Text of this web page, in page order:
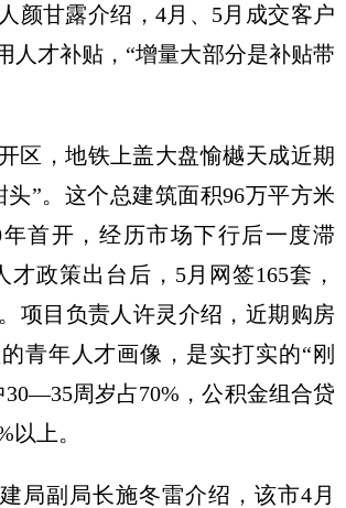
颜甘露介绍，4月、5月成交客户
人才补贴，“增量大部分是补贴带
区，地铁上盖大盘愉樾天成近期
头”。这个总建筑面积96万平方米
年首开，经历市场下行后一度滞
才政策出台后，5月网签165套，
项目负责人许灵介绍，近期购房
青年人才画像，是实打实的“刚
30—35周岁占70%，公积金组合贷
以上。
局副局长施冬雷介绍，该市4月